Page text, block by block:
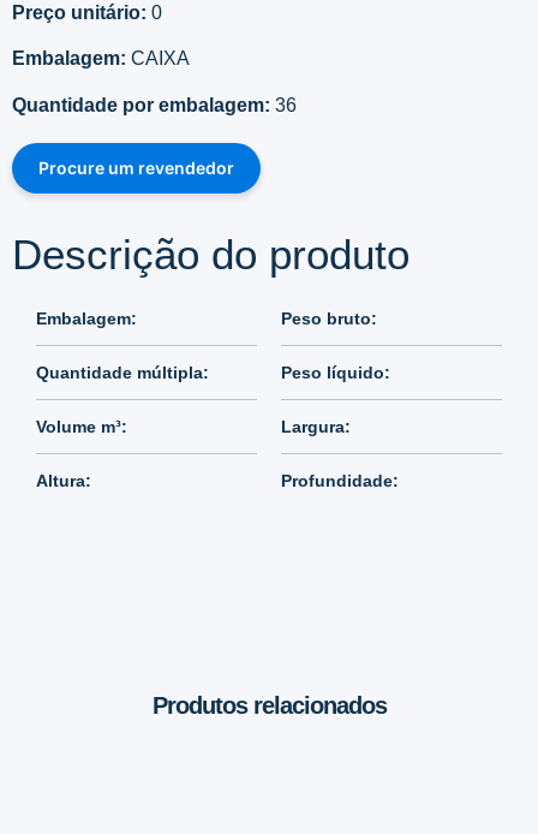
Preço unitário: 0
Embalagem: CAIXA
Quantidade por embalagem: 36
Procure um revendedor
Descrição do produto
Embalagem:
Quantidade múltipla:
Volume m³:
Altura:
Peso bruto:
Peso líquido:
Largura:
Profundidade:
Produtos relacionados